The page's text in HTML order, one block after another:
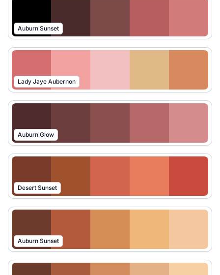
Auburn Sunset
Lady Jaye Aubernon
Auburn Glow
Desert Sunset
Auburn Sunset